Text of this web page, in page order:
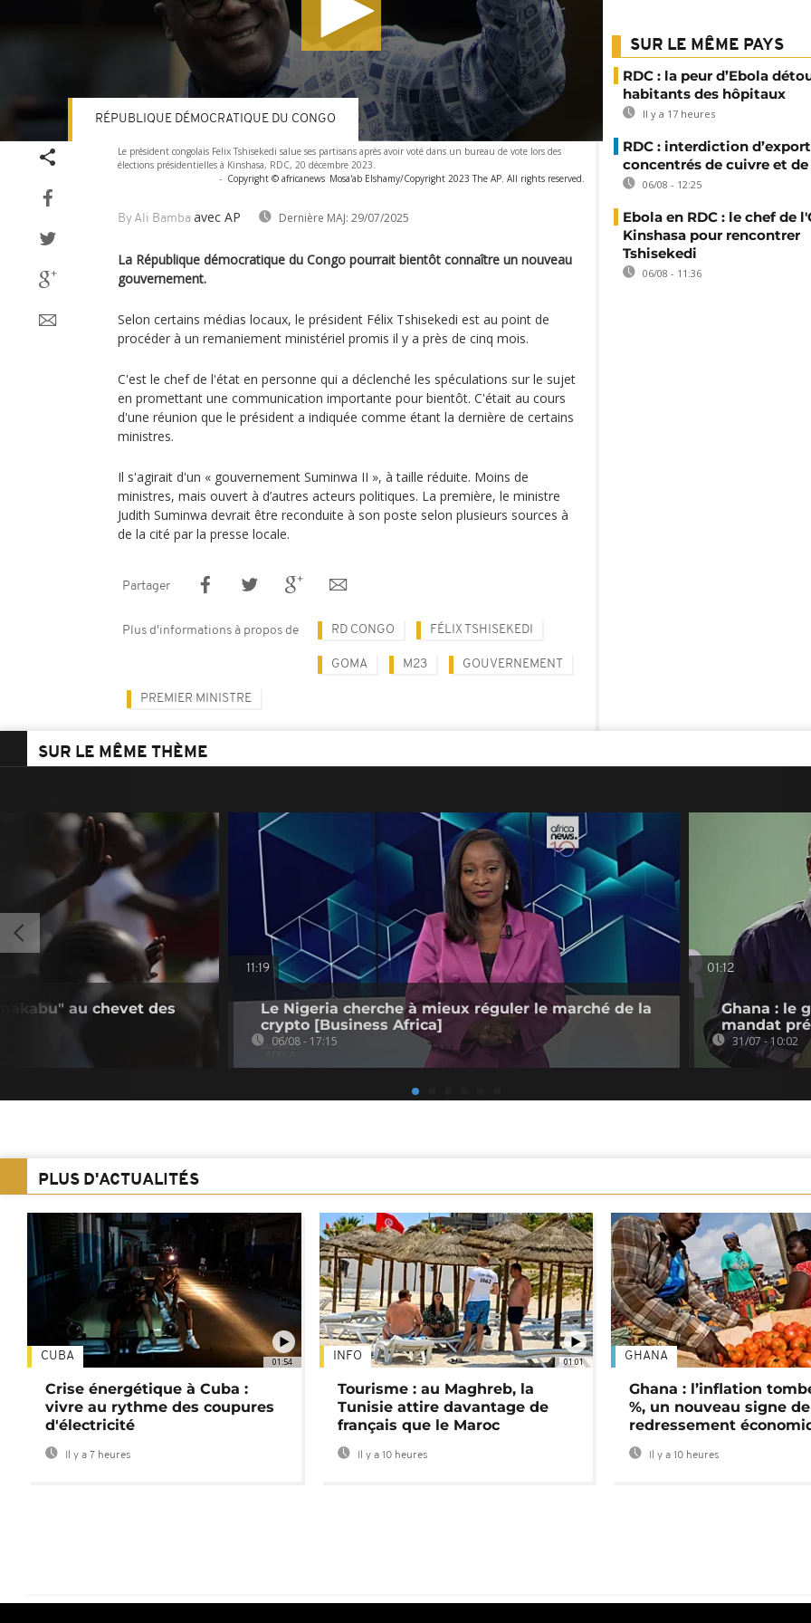
Le président congolais Felix Tshisekedi salue ses partisans après avoir voté dans un bureau de vote lors des
élections présidentielles à Kinshasa, RDC, 20 décembre 2023.
- Copyright © africanews Mosa'ab Elshamy/Copyright 2023 The AP. All rights reserved.
By Ali Bamba avec AP Dernière MAJ: 29/07/2025
RÉPUBLIQUE DÉMOCRATIQUE DU CONGO
La République démocratique du Congo pourrait bientôt connaître un nouveau
gouvernement.
Selon certains médias locaux, le président Félix Tshisekedi est au point de
procéder à un remaniement ministériel promis il y a près de cinq mois.
C'est le chef de l'état en personne qui a déclenché les spéculations sur le sujet
en promettant une communication importante pour bientôt. C'était au cours
d'une réunion que le président a indiquée comme étant la dernière de certains
ministres.
Il s'agirait d'un « gouvernement Suminwa II », à taille réduite. Moins de
ministres, mais ouvert à d’autres acteurs politiques. La première, le ministre
Judith Suminwa devrait être reconduite à son poste selon plusieurs sources à
de la cité par la presse locale.
Partager
Plus d'informations à propos de RD CONGO FÉLIX TSHISEKEDI
GOMA M23 GOUVERNEMENT
PREMIER MINISTRE
SUR LE MÊME PAYS
RDC : la peur d’Ebola
habitants des hôpitaux
Il y a 17 heures
RDC : interdiction
concentrés de cuivre et
06/08 - 12:25
Ebola en RDC : le chef de
Kinshasa pour rencontrer
Tshisekedi
06/08 - 11:36
SUR LE MÊME THÈME
au chevet des
11:19
Le Nigeria cherche à mieux réguler le marché de la
crypto [Business Africa]
06/08 - 17:15
01:12
Ghana : le
mandat
31/07 - 10:02
PLUS D'ACTUALITÉS
01:54
CUBA
Crise énergétique à Cuba :
vivre au rythme des coupures
d'électricité
Il y a 7 heures
01:01
INFO
Tourisme : au Maghreb, la
Tunisie attire davantage de
français que le Maroc
Il y a 10 heures
GHANA
Ghana : l’inflation
%, un nouveau signe de
redressement
Il y a 10 heures